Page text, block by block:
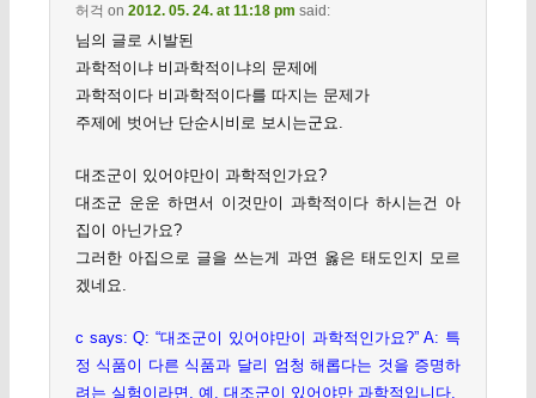
허걱 on 2012. 05. 24. at 11:18 pm said:
님의 글로 시발된
과학적이냐 비과학적이냐의 문제에
과학적이다 비과학적이다를 따지는 문제가
주제에 벗어난 단순시비로 보시는군요.
대조군이 있어야만이 과학적인가요?
대조군 운운 하면서 이것만이 과학적이다 하시는건 아
집이 아닌가요?
그러한 아집으로 글을 쓰는게 과연 옳은 태도인지 모르
겠네요.
c says: Q: “대조군이 있어야만이 과학적인가요?” A: 특
정 식품이 다른 식품과 달리 엄청 해롭다는 것을 증명하
려는 실험이라면, 예. 대조군이 있어야만 과학적입니다.